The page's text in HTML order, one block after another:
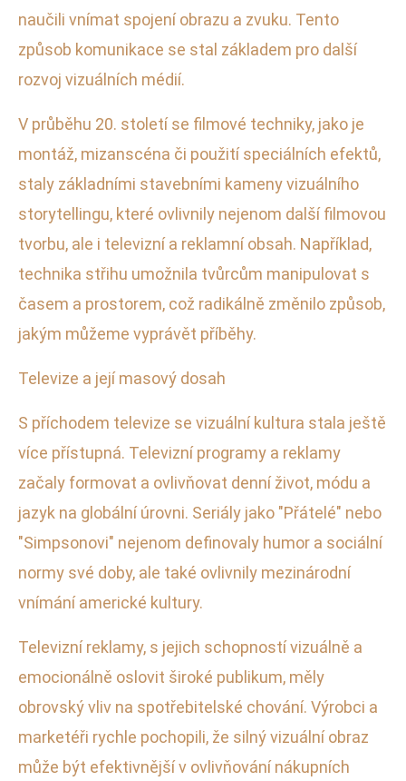
naučili vnímat spojení obrazu a zvuku. Tento
způsob komunikace se stal základem pro další
rozvoj vizuálních médií.
V průběhu 20. století se filmové techniky, jako je
montáž, mizanscéna či použití speciálních efektů,
staly základními stavebními kameny vizuálního
storytellingu, které ovlivnily nejenom další filmovou
tvorbu, ale i televizní a reklamní obsah. Například,
technika střihu umožnila tvůrcům manipulovat s
časem a prostorem, což radikálně změnilo způsob,
jakým můžeme vyprávět příběhy.
Televize a její masový dosah
S příchodem televize se vizuální kultura stala ještě
více přístupná. Televizní programy a reklamy
začaly formovat a ovlivňovat denní život, módu a
jazyk na globální úrovni. Seriály jako "Přátelé" nebo
"Simpsonovi" nejenom definovaly humor a sociální
normy své doby, ale také ovlivnily mezinárodní
vnímání americké kultury.
Televizní reklamy, s jejich schopností vizuálně a
emocionálně oslovit široké publikum, měly
obrovský vliv na spotřebitelské chování. Výrobci a
marketéři rychle pochopili, že silný vizuální obraz
může být efektivnější v ovlivňování nákupních